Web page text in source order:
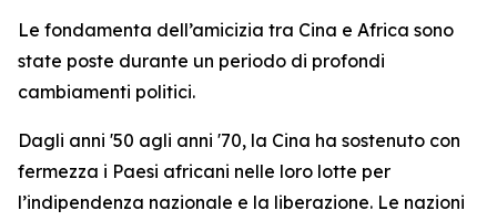
Le fondamenta dell’amicizia tra Cina e Africa sono
state poste durante un periodo di profondi
cambiamenti politici.
Dagli anni '50 agli anni '70, la Cina ha sostenuto con
fermezza i Paesi africani nelle loro lotte per
l’indipendenza nazionale e la liberazione. Le nazioni